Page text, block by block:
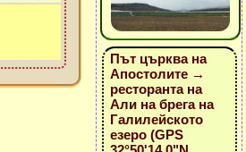
Път църква на
Апостолите →
ресторанта на
Али на брега на
Галилейското
езеро (GPS